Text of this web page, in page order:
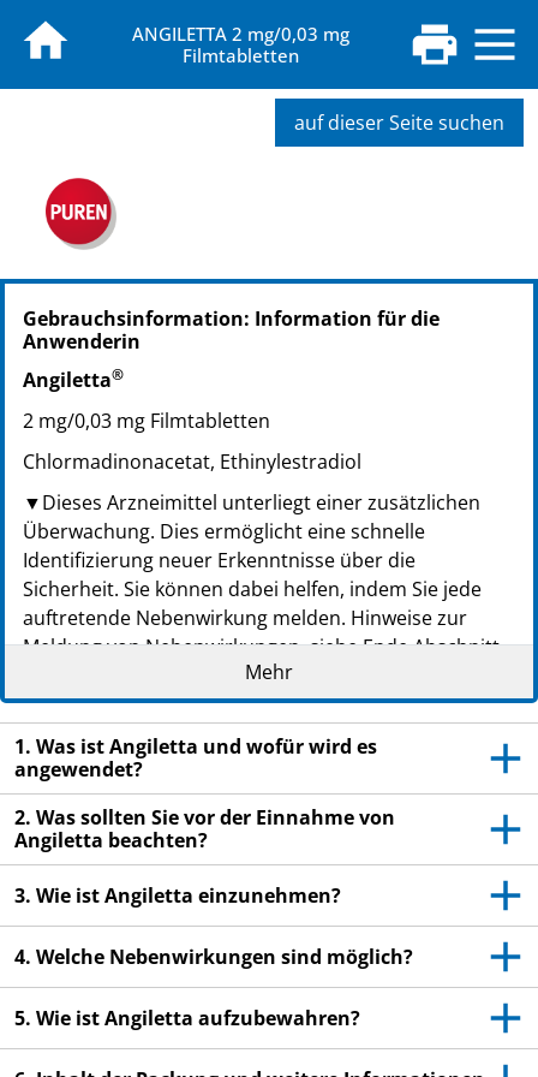
ANGILETTA 2 mg/0,03 mg
Filmtabletten
auf dieser Seite suchen
PZN: 14260012
PPN: 111426001234
NTIN: 04150142600128
PZN: 16020944
PPN: 111602094440
NTIN: 04150160209440
PZN: 09758514
PPN: 110975851415
NTIN: 04150097585143
PZN: 09758520
PPN: 110975852078
NTIN: 04150097585204
PZN: 09758537
NTIN: 04150097585372
Gebrauchsinformation: Information für die
Anwenderin
Angiletta®
2 mg/0,03 mg Filmtabletten
Chlormadinonacetat, Ethinylestradiol
▼Dieses Arzneimittel unterliegt einer zusätzlichen
Überwachung. Dies ermöglicht eine schnelle
Identifizierung neuer Erkenntnisse über die
Sicherheit. Sie können dabei helfen, indem Sie jede
auftretende Nebenwirkung melden. Hinweise zur
Meldung von Nebenwirkungen, siehe Ende Abschnitt
Wichtige Informationen über kombinierte
hormonale Kontrazeptiva (KHK):
Bei korrekter Anwendung zählen sie zu den
zuverlässigsten reversiblen
Verhütungsmethoden.
Sie bewirken eine leichte Zunahme des Risikos für
ein Blutgerinnsel in den Venen und Arterien,
insbesondere im ersten Jahr der Anwendung oder
bei Wiederaufnahme der Anwendung eines
kombinierten hormonalen Kontrazeptivums nach
einer Unterbrechung von 4 oder mehr Wochen.
Achten Sie bitte aufmerksam auf Symptome eines
Mehr
1. Was ist Angiletta und wofür wird es
angewendet?
2. Was sollten Sie vor der Einnahme von
Angiletta beachten?
3. Wie ist Angiletta einzunehmen?
4. Welche Nebenwirkungen sind möglich?
5. Wie ist Angiletta aufzubewahren?